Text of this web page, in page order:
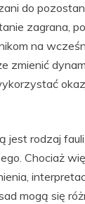
do
zagrana,
na
zmienić
jest rodzaj
Chociaż
mogą się